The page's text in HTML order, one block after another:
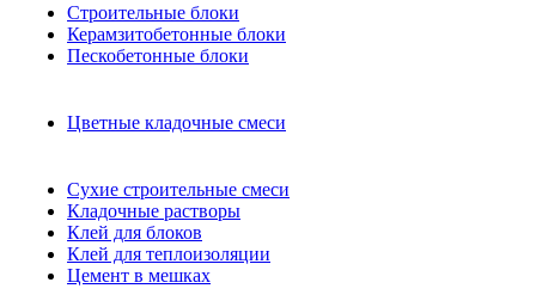
Строительные блоки
Керамзитобетонные блоки
Пескобетонные блоки
Цветные кладочные смеси
Сухие строительные смеси
Кладочные растворы
Клей для блоков
Клей для теплоизоляции
Цемент в мешках